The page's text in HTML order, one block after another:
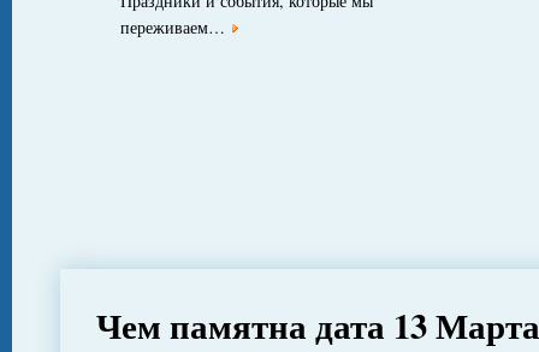
переживаем…
Чем памятна дата 13